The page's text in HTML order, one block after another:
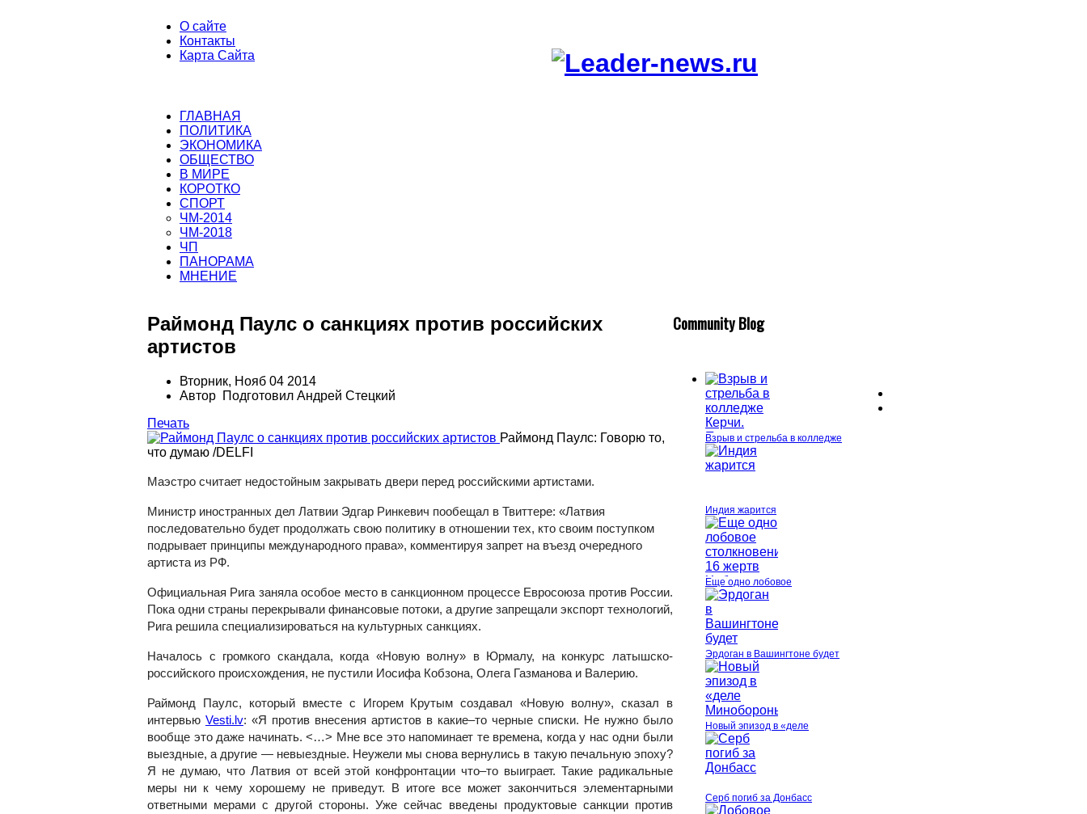
О сайте
Контакты
Карта Сайта
ГЛАВНАЯ
ПОЛИТИКА
ЭКОНОМИКА
ОБЩЕСТВО
В МИРЕ
КОРОТКО
СПОРТ
ЧМ-2014
ЧМ-2018
ЧП
ПАНОРАМА
МНЕНИЕ
Раймонд Паулс о санкциях против российских
артистов
Вторник, Нояб 04 2014
Автор Подготовил Андрей Стецкий
Печать
Раймонд Паулс: Говорю то,
что думаю /DELFI
Маэстро считает недостойным закрывать двери перед российскими артистами.
Министр иностранных дел Латвии Эдгар Ринкевич пообещал в Твиттере: «Латвия
последовательно будет продолжать свою политику в отношении тех, кто своим поступком
подрывает принципы международного права», комментируя запрет на въезд очередного
артиста из РФ.
Официальная Рига заняла особое место в санкционном процессе Евросоюза против России.
Пока одни страны перекрывали финансовые потоки, а другие запрещали экспорт технологий,
Рига решила специализироваться на культурных санкциях.
Началось с громкого скандала, когда «Новую волну» в Юрмалу, на конкурс латышско-
российского происхождения, не пустили Иосифа Кобзона, Олега Газманова и Валерию.
Раймонд Паулс, который вместе с Игорем Крутым создавал «Новую волну», сказал в
интервью Vesti.lv: «Я против внесения артистов в какие–то черные списки. Не нужно было
вообще это даже начинать. <…> Мне все это напоминает те времена, когда у нас одни были
выездные, а другие — невыездные. Неужели мы снова вернулись в такую печальную эпоху?
Я не думаю, что Латвия от всей этой конфронтации что–то выиграет. Такие радикальные
меры ни к чему хорошему не приведут. В итоге все может закончиться элементарными
ответными мерами с другой стороны. Уже сейчас введены продуктовые санкции против
Community Blog
Взрыв и стрельба в колледже
Индия жарится
Еще одно лобовое
Эрдоган в Вашингтоне будет
Новый эпизод в «деле
Серб погиб за Донбасс